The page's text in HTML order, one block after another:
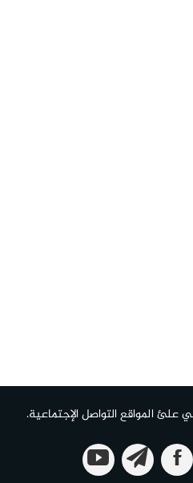
علئ المواقع التواصل الإجتماعية.